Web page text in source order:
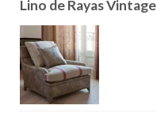
Lino de Rayas Vintage